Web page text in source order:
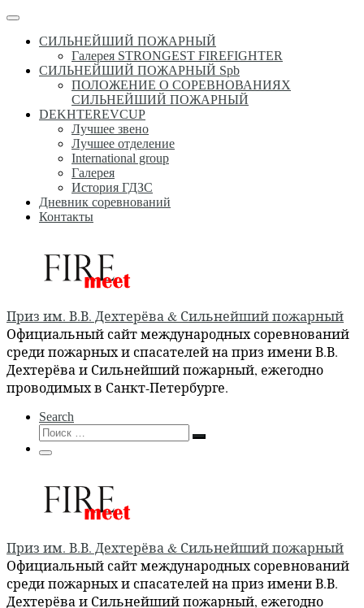
Перейти
содержимому
Меню
СИЛЬНЕЙШИЙ ПОЖАРНЫЙ
Галерея STRONGEST FIREFIGHTER
СИЛЬНЕЙШИЙ ПОЖАРНЫЙ Spb
ПОЛОЖЕНИЕ О СОРЕВНОВАНИЯХ
СИЛЬНЕЙШИЙ ПОЖАРНЫЙ
DEKHTEREVCUP
Лучшее звено
Лучшее отделение
International group
Галерея
История ГДЗС
Дневник соревнований
Контакты
Приз им. В.В. Дехтерёва & Сильнейший пожарный
Официальный сайт международных соревнований
среди пожарных и спасателей на приз имени В.В.
Дехтерёва и Сильнейший пожарный, ежегодно
проводимых в Санкт-Петербурге.
Search
Поиск
Поиск
Меню
Приз им. В.В. Дехтерёва & Сильнейший пожарный
Официальный сайт международных соревнований
среди пожарных и спасателей на приз имени В.В.
Дехтерёва и Сильнейший пожарный, ежегодно